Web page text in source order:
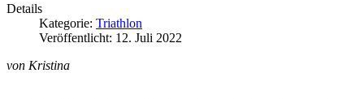
Details
Kategorie: Triathlon
Veröffentlicht: 12. Juli 2022
von Kristina